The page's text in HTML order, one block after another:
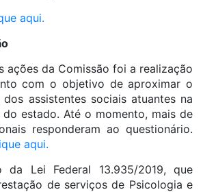
aqui.
ações da Comissão foi a realização
com o objetivo de aproximar o
dos assistentes sociais atuantes na
do estado. Até o momento, mais de
responderam ao questionário.
aqui.
da Lei Federal 13.935/2019, que
de serviços de Psicologia e